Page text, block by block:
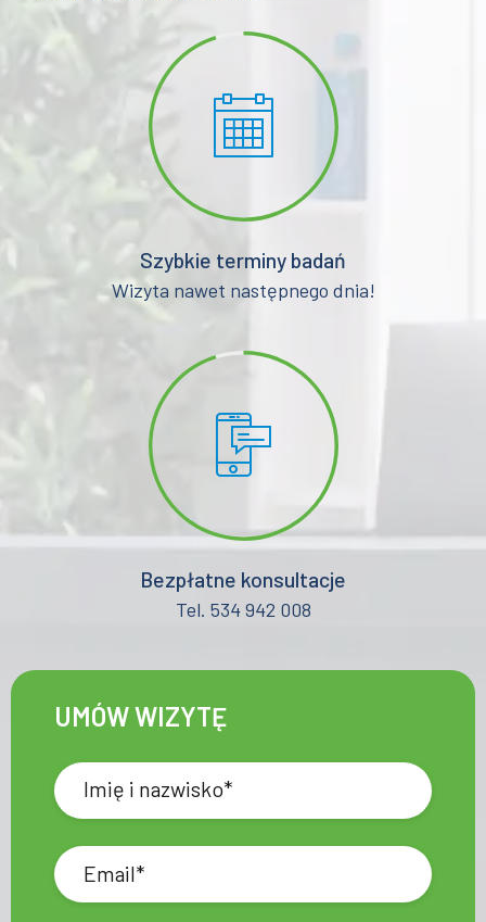
Szybkie terminy badań
Wizyta nawet następnego dnia!
Bezpłatne konsultacje
Tel. 534 942 008
UMÓW WIZYTĘ